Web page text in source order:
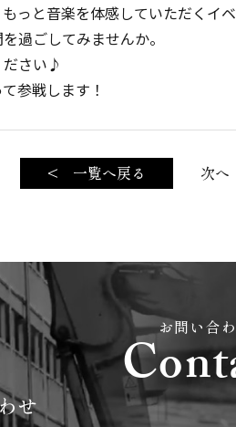
っと音楽を体感していただくイベ
過ごしてみませんか。
ださい♪
参戦します！
< 一覧へ戻る 次へ
お問い合
せ